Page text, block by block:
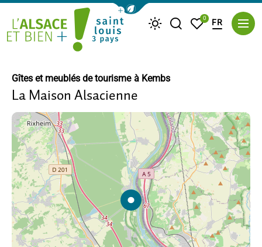
Afficher la barre de navigation du
MétéoJe recherche
Mes favoris
0 FR
Gîtes et meublés de tourisme à Kembs
La Maison Alsacienne